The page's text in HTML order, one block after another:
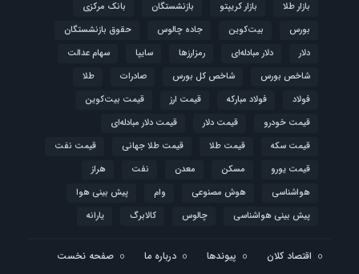
بازار طلا
بازار کریپتو بازنشستگان
بانک مرکزی
بورس
بیت‌کوین جاده چالوس
حقوق بازنشستگان
دلار
دلار مبادله‌ای رمزارزها سایپا
سهام عدالت
شاخص بورس
شاخص کل بورس صادرات
طلا
فولاد
فولاد مبارکه قیمت ارز
قیمت بیت‌کوین
قیمت خودرو
قیمت دلار
قیمت دلار مبادله‌ای
قیمت سکه
قیمت طلا قیمت طلا جهانی
قیمت نفت
قیمت یورو
مسکن معدن نفت
هراز
هواشناسی
هوش مصنوعی وام
پیش بینی هوا
پیش بینی هواشناسی
چالوس کالابرگ یارانه
اقتصاد کلان پیوندها درباره ما
صفحه نخست